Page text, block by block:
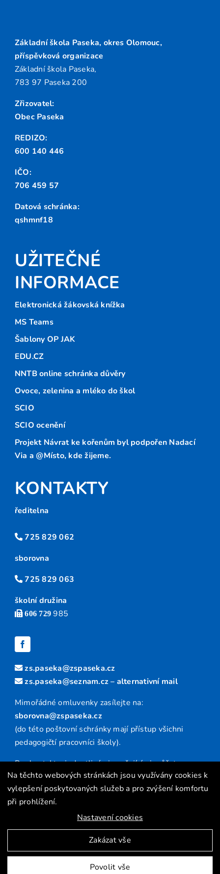
Základní škola Paseka, okres Olomouc,
příspěvková organizace
Základní škola Paseka,
783 97 Paseka 200
Zřizovatel:
Obec Paseka
REDIZO:
600 140 446
IČO:
706 459 57
Datová schránka:
qshmnf18
UŽITEČNÉ
INFORMACE
Elektronická žákovská knížka
MS Teams
Šablony OP JAK
EDU.CZ
NNTB online schránka důvěry
Ovoce, zelenina a mléko do škol
SCIO
SCIO ocenění
Projekt Návrat ke kořenům byl podpořen Nadací
Via a @Místo, kde žijeme.
KONTAKTY
ředitelna
725 829 062
sborovna
725 829 063
školní družina
606 729 985
zs.paseka@zspaseka.cz
zs.paseka@seznam.cz– alternativní mail
Mimořádné omluvenky zasílejte na:
sborovna@zspaseka.cz
(do této poštovní schránky mají přístup všichni
pedagogičtí pracovníci školy).
Pro kontakt s jednotlivými vyučujícími můžete
využívat adresu ve tvaru:
prijmeni.jmeno@zspaseka.cz(viz Kontakty)
Vytvořila digitální agentura4WORKS Solutions
GDPR
Na těchto webových stránkách jsou využívány cookies k
vylepšení poskytovaných služeb a pro zvýšení komfortu
při prohlížení.
Nastavení cookies
Zakázat vše
Povolit vše